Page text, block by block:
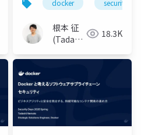
claude code codex
Hardened Images
docker security
根本 征
(Tadashi
18.3K